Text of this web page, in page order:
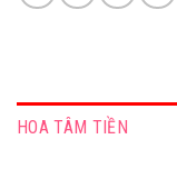
HOA TÂM TIỀN